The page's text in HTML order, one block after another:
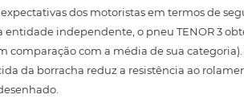
dos motoristas em termos de
independente, o pneu TENOR 3
com a média de sua
da borracha reduz a resistência ao